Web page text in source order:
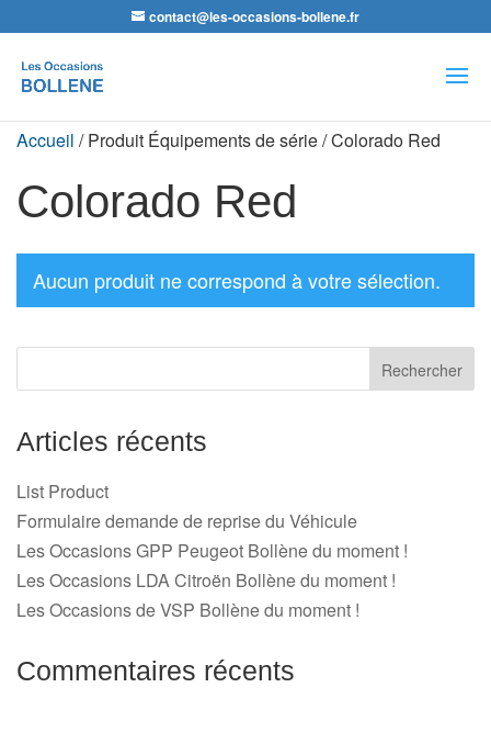
contact@les-occasions-bollene.fr
de
produits
Accueil / Produit Équipements de série / Colorado Red
Colorado Red
Aucun produit ne correspond à votre sélection.
Articles récents
List Product
Formulaire demande de reprise du Véhicule
Les Occasions GPP Peugeot Bollène du moment !
Les Occasions LDA Citroën Bollène du moment !
Les Occasions de VSP Bollène du moment !
Commentaires récents